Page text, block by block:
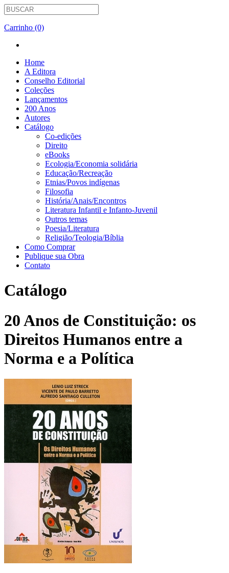
Carrinho (0)
Home
A Editora
Conselho Editorial
Coleções
Lançamentos
200 Anos
Autores
Catálogo
Co-edições
Direito
eBooks
Ecologia/Economia solidária
Educação/Recreação
Etnias/Povos indígenas
Filosofia
História/Anais/Encontros
Literatura Infantil e Infanto-Juvenil
Outros temas
Poesia/Literatura
Religião/Teologia/Bíblia
Como Comprar
Publique sua Obra
Contato
Catálogo
20 Anos de Constituição: os
Direitos Humanos entre a
Norma e a Política